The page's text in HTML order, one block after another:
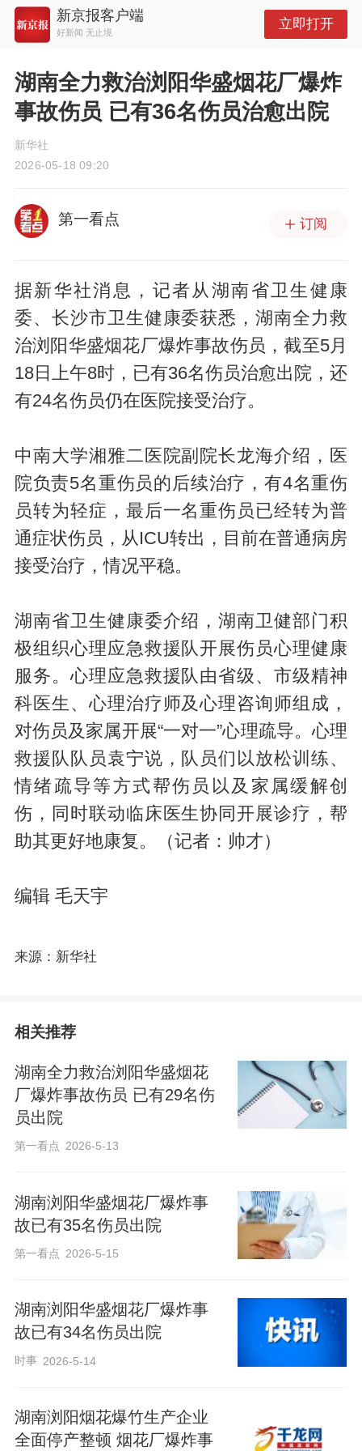
新京报客户端
好新闻 无止境
立即打开
湖南全力救治浏阳华盛烟花厂爆炸
事故伤员 已有36名伤员治愈出院
新华社
2026-05-18 09:20
第一看点 订阅
据新华社消息，记者从湖南省卫生健康
委、长沙市卫生健康委获悉，湖南全力救
治浏阳华盛烟花厂爆炸事故伤员，截至5月
18日上午8时，已有36名伤员治愈出院，还
有24名伤员仍在医院接受治疗。
中南大学湘雅二医院副院长龙海介绍，医
院负责5名重伤员的后续治疗，有4名重伤
员转为轻症，最后一名重伤员已经转为普
通症状伤员，从ICU转出，目前在普通病房
接受治疗，情况平稳。
湖南省卫生健康委介绍，湖南卫健部门积
极组织心理应急救援队开展伤员心理健康
服务。心理应急救援队由省级、市级精神
科医生、心理治疗师及心理咨询师组成，
对伤员及家属开展“一对一”心理疏导。心理
救援队队员袁宁说，队员们以放松训练、
情绪疏导等方式帮伤员以及家属缓解创
伤，同时联动临床医生协同开展诊疗，帮
助其更好地康复。（记者：帅才）
编辑 毛天宇
来源：新华社
相关推荐
湖南全力救治浏阳华盛烟花
厂爆炸事故伤员 已有29名伤
员出院
第一看点 2026-5-13
湖南浏阳华盛烟花厂爆炸事
故已有35名伤员出院
第一看点 2026-5-15
湖南浏阳华盛烟花厂爆炸事
故已有34名伤员出院
时事 2026-5-14
湖南浏阳烟花爆竹生产企业
全面停产整顿 烟花厂爆炸事